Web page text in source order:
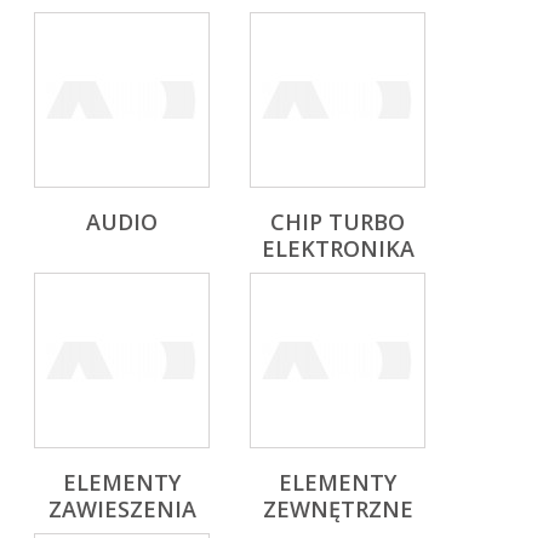
AUDIO
CHIP TURBO
ELEKTRONIKA
ELEMENTY
ZAWIESZENIA
ELEMENTY
ZEWNĘTRZNE